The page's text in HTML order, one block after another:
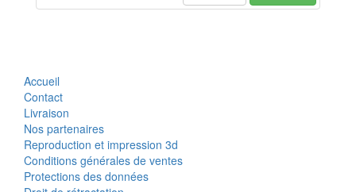
Accueil
Contact
Livraison
Nos partenaires
Reproduction et impression 3d
Conditions générales de ventes
Protections des données